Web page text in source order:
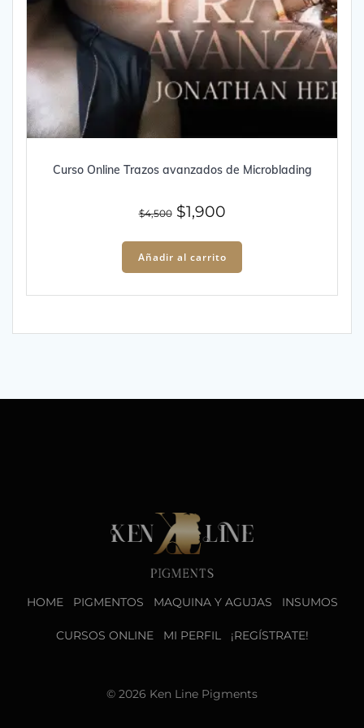
Curso Online Trazos avanzados de Microblading
$4,500 El
original
era:
$4,500.
$1,900El
actual
es:
$1,900.
Añadir al carrito
HOME PIGMENTOS MAQUINA Y AGUJAS INSUMOS
CURSOS ONLINE MI PERFIL ¡REGÍSTRATE!
© 2026 Ken Line Pigments